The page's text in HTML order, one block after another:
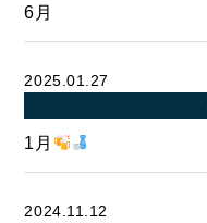
6月
2025.01.27
1月
2024.11.12